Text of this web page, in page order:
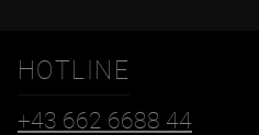
HOTLINE
+43 662 6688 44